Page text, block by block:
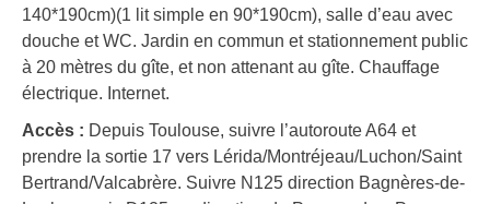
140*190cm)(1 lit simple en 90*190cm), salle d’eau avec
douche et WC. Jardin en commun et stationnement public
à 20 mètres du gîte, et non attenant au gîte. Chauffage
électrique. Internet.
Accès : Depuis Toulouse, suivre l’autoroute A64 et
prendre la sortie 17 vers Lérida/Montréjeau/Luchon/Saint
Bertrand/Valcabrère. Suivre N125 direction Bagnères-de-